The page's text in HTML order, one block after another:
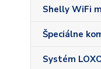
Shelly WiFi
Špeciálne
Systém